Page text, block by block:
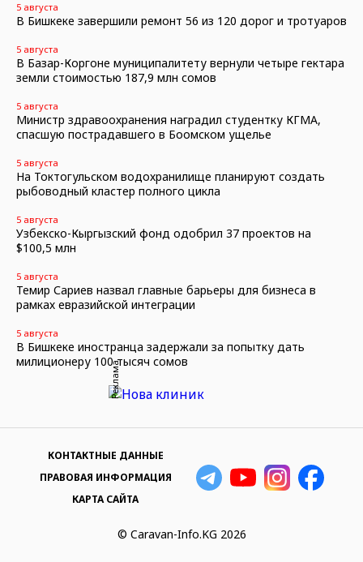
5 августа
В Бишкеке завершили ремонт 56 из 120 дорог и тротуаров
5 августа
В Базар-Коргоне муниципалитету вернули четыре гектара
земли стоимостью 187,9 млн сомов
5 августа
Министр здравоохранения наградил студентку КГМА,
спасшую пострадавшего в Боомском ущелье
5 августа
На Токтогульском водохранилище планируют создать
рыбоводный кластер полного цикла
5 августа
Узбекско-Кыргызский фонд одобрил 37 проектов на
$100,5 млн
5 августа
Темир Сариев назвал главные барьеры для бизнеса в
рамках евразийской интеграции
5 августа
В Бишкеке иностранца задержали за попытку дать
милиционеру 100 тысяч сомов
Реклама
© Caravan-Info.KG 2026
КОНТАКТНЫЕ ДАННЫЕ
ПРАВОВАЯ ИНФОРМАЦИЯ
КАРТА САЙТА